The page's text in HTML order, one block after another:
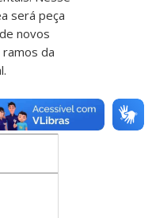
será peça
novos
da